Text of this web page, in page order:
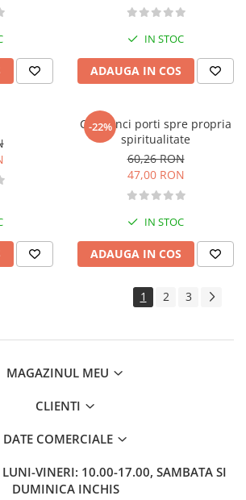
si
universala
(familie)
IN STOC
ADAUGA IN COS
-22%
Cele cinci porti spre propria
spiritualitate
60,26 RON
47,00 RON
IN STOC
ADAUGA IN COS
1 2 3
MAGAZINUL MEU
CLIENTI
DATE COMERCIALE
LUNI-VINERI: 10.00-17.00, SAMBATA SI
DUMINICA INCHIS